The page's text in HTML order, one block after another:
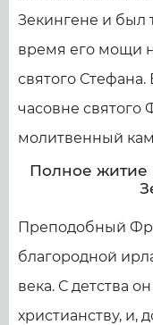
Зекингене и был
время его мощи
святого
часовне святого
молитвенный
Полное житие
Преподобный
благородной
века. С детства
христианству, и,